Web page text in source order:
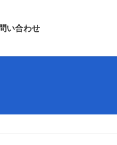
い合わせ